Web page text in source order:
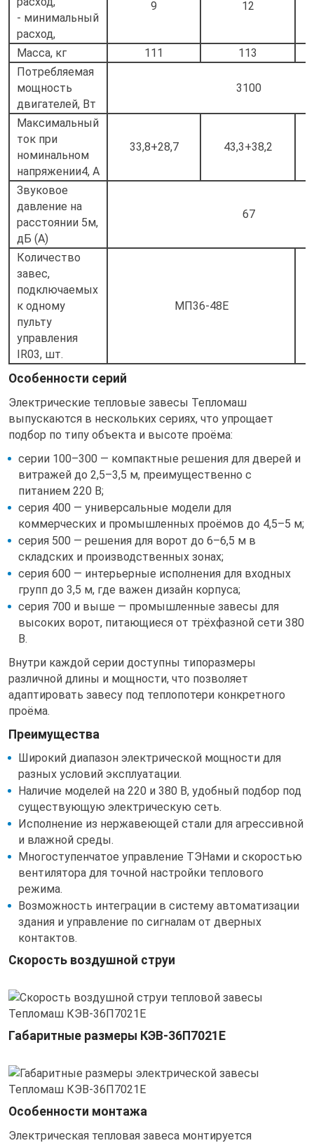
- минимальный
расход,
9 12
Масса, кг 111
113
Потребляемая
мощность
двигателей, Вт
3100
Максимальный
ток при
номинальном
напряжении4, А
33,8+28,7 43,3+38,2
Звуковое
давление на
расстоянии 5м,
дБ (А)
67
Количество
завес,
подключаемых
к одному
пульту
управления
IR03, шт.
МП36-48Е
Особенности серий
Электрические тепловые завесы Тепломаш
выпускаются в нескольких сериях, что упрощает
подбор по типу объекта и высоте проёма:
серии 100–300 — компактные решения для дверей и
витражей до 2,5–3,5 м, преимущественно с
питанием 220 В;
серия 400 — универсальные модели для
коммерческих и промышленных проёмов до 4,5–5 м;
серия 500 — решения для ворот до 6–6,5 м в
складских и производственных зонах;
серия 600 — интерьерные исполнения для входных
групп до 3,5 м, где важен дизайн корпуса;
серия 700 и выше — промышленные завесы для
высоких ворот, питающиеся от трёхфазной сети 380
В.
Внутри каждой серии доступны типоразмеры
различной длины и мощности, что позволяет
адаптировать завесу под теплопотери конкретного
проёма.
Преимущества
Широкий диапазон электрической мощности для
разных условий эксплуатации.
Наличие моделей на 220 и 380 В, удобный подбор под
существующую электрическую сеть.
Исполнение из нержавеющей стали для агрессивной
и влажной среды.
Многоступенчатое управление ТЭНами и скоростью
вентилятора для точной настройки теплового
режима.
Возможность интеграции в систему автоматизации
здания и управление по сигналам от дверных
контактов.
Скорость воздушной струи
Габаритные размеры КЭВ-36П7021E
Особенности монтажа
Электрическая тепловая завеса монтируется